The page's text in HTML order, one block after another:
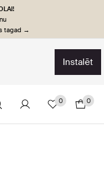
tagad →
instalēt
0 0